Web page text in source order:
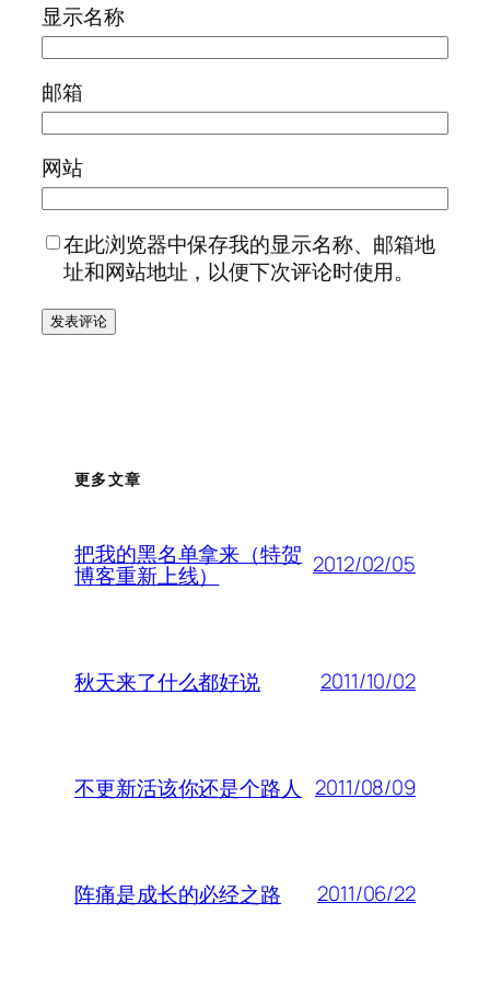
显示名称
邮箱
网站
在此浏览器中保存我的显示名称、邮箱地
址和网站地址，以便下次评论时使用。
更多文章
把我的黑名单拿来（特贺
博客重新上线） 2012/02/05
秋天来了什么都好说 2011/10/02
不更新活该你还是个路人 2011/08/09
阵痛是成长的必经之路 2011/06/22